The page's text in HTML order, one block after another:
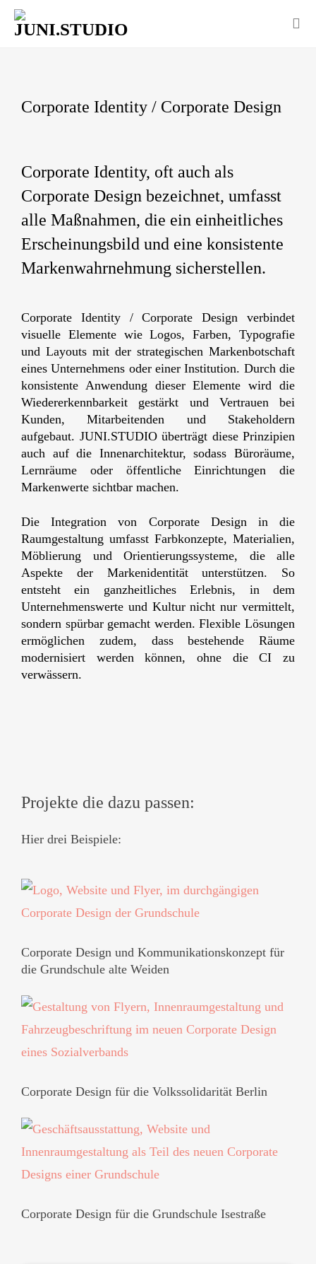
Corporate Identity / Corporate Design
Corporate Identity, oft auch als
Corporate Design bezeichnet, umfasst
alle Maßnahmen, die ein einheitliches
Erscheinungsbild und eine konsistente
Markenwahrnehmung sicherstellen.
Corporate Identity / Corporate Design verbindet
visuelle Elemente wie Logos, Farben, Typografie
und Layouts mit der strategischen Markenbotschaft
eines Unternehmens oder einer Institution. Durch die
konsistente Anwendung dieser Elemente wird die
Wiedererkennbarkeit gestärkt und Vertrauen bei
Kunden, Mitarbeitenden und Stakeholdern
aufgebaut. JUNI.STUDIO überträgt diese Prinzipien
auch auf die Innenarchitektur, sodass Büroräume,
Lernräume oder öffentliche Einrichtungen die
Markenwerte sichtbar machen.
Die Integration von Corporate Design in die
Raumgestaltung umfasst Farbkonzepte, Materialien,
Möblierung und Orientierungssysteme, die alle
Aspekte der Markenidentität unterstützen. So
entsteht ein ganzheitliches Erlebnis, in dem
Unternehmenswerte und Kultur nicht nur vermittelt,
sondern spürbar gemacht werden. Flexible Lösungen
ermöglichen zudem, dass bestehende Räume
modernisiert werden können, ohne die CI zu
verwässern.
Projekte die dazu passen:
Hier drei Beispiele:
Corporate Design und Kommunikationskonzept für
die Grundschule alte Weiden
Corporate Design für die Volkssolidarität Berlin
Corporate Design für die Grundschule Isestraße